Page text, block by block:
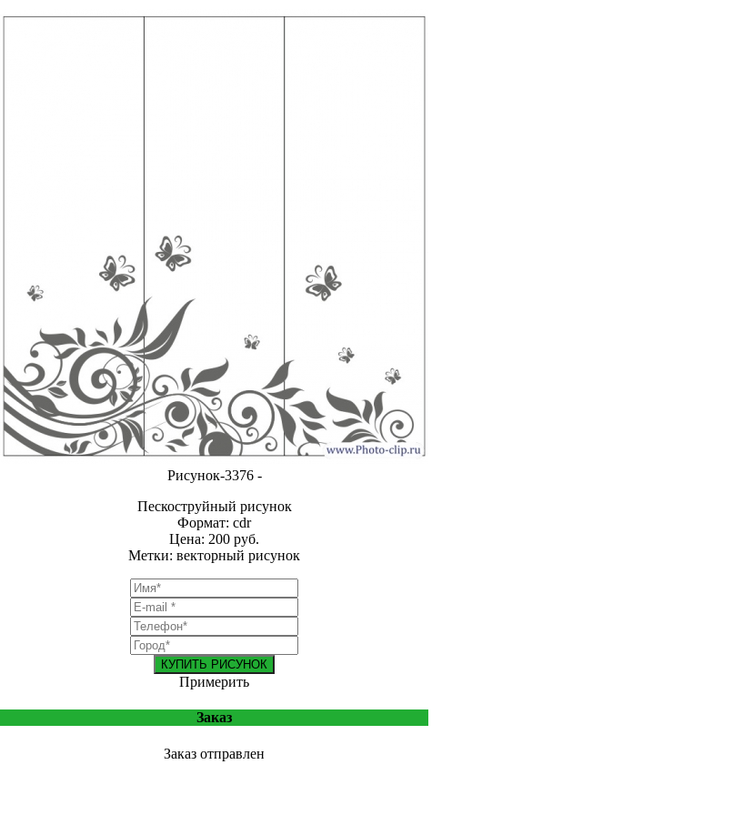
Рисунок-3376 -
Пескоструйный рисунок
Формат: cdr
Цена: 200 руб.
Метки: векторный рисунок
КУПИТЬ РИСУНОК
Примерить
Заказ
Заказ отправлен